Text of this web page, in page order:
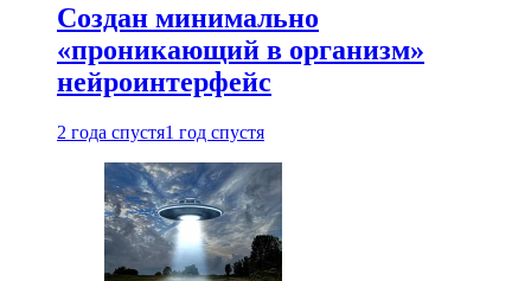
Создан минимально
«проникающий в организм»
нейроинтерфейс
2 года спустя1 год спустя